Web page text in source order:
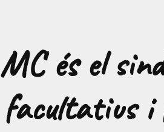
MC és el
facultatius i